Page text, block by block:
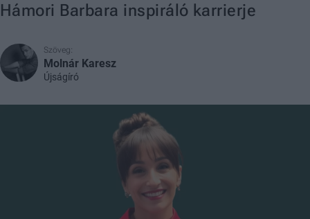
Hámori Barbara inspiráló karrierje
Szöveg:
Molnár Karesz
Újságíró